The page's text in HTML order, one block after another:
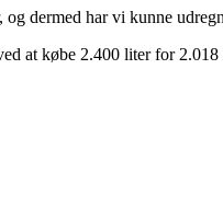
dermed har vi kunne
at købe 2.400 liter for